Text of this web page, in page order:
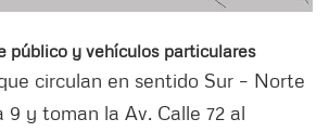
público y vehículos particulares
circulan en sentido Sur – Norte
9 y toman la Av. Calle 72 al